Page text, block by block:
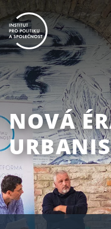
NOVÁ